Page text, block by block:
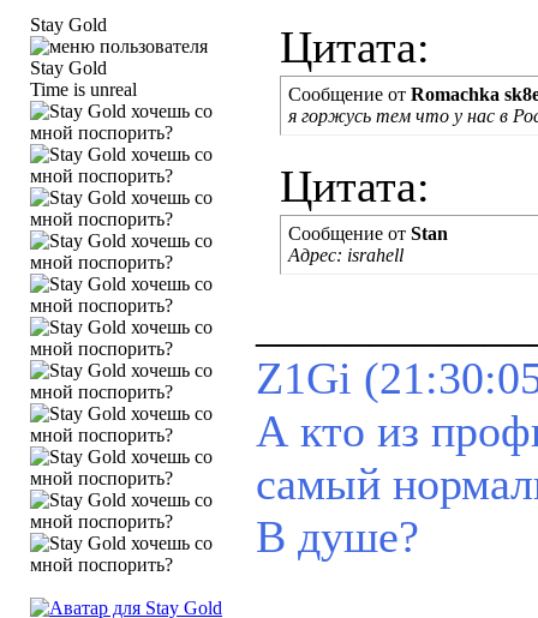
Stay Gold
Time is unreal
Цитата:
Сообщение от Romachka
я горжусь тем что у нас в
Цитата:
Сообщение от Stan
Адрес: israhell
Z1Gi
А кто из
самый
В душе?